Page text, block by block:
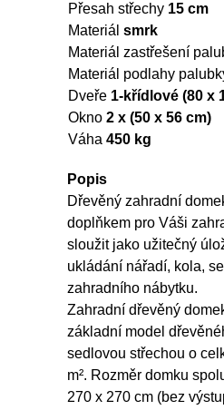
Popis
Dřevěný zahradní
doplňkem pro Váši
sloužit jako užitečný
ukládání nářadí, kola,
zahradního nábytku.
Zahradní dřevěný
základní model
sedlovou střechou o
m². Rozměr domku
270 x 270 cm (bez
Přesah střechy 15 cm
Materiál smrk
Materiál zastřešení
Materiál podlahy
Dveře 1-křídlové (80 x
Okno 2 x (50 x 56 cm)
Váha 450 kg